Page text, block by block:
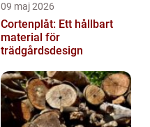
09 maj 2026
Cortenplåt: Ett hållbart
material för
trädgårdsdesign